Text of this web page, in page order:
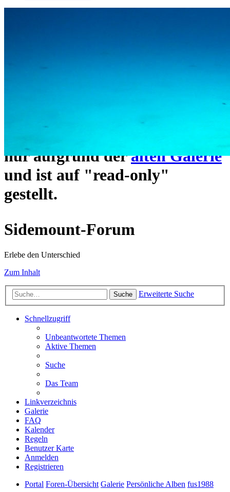
umgezogen und wie gewohnt
https://www.sidemount-
nur aufgrund deralten Galerie
und ist auf "read-only"
gestellt.
Sidemount-Forum
Erlebe den Unterschied
Zum Inhalt
Suche Erweiterte Suche
Schnellzugriff
Unbeantwortete Themen
Aktive Themen
Suche
Das Team
Linkverzeichnis
Galerie
FAQ
Kalender
Regeln
Benutzer Karte
Anmelden
Registrieren
Portal Foren-Übersicht Galerie Persönliche Alben fus1988